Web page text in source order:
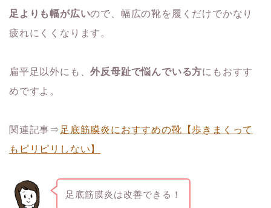
足よりも幅が広いので、幅広の靴を履くだけでかなり
疲れにくくなります。
扁平足以外にも、外反母趾で悩んでいる方にもおすす
めですよ。
関連記事⇒ 足底筋膜炎におすすめの靴【歩きまくって
もピリピリしない】
足底筋膜炎は改善できる！